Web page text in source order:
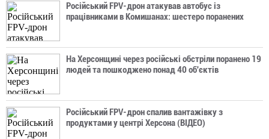
Російський FPV-дрон атакував автобус із
працівниками в Комишанах: шестеро поранених
На Херсонщині через російські обстріли поранено 19
людей та пошкоджено понад 40 об'єктів
Російський FPV-дрон спалив вантажівку з
продуктами у центрі Херсона (ВІДЕО)